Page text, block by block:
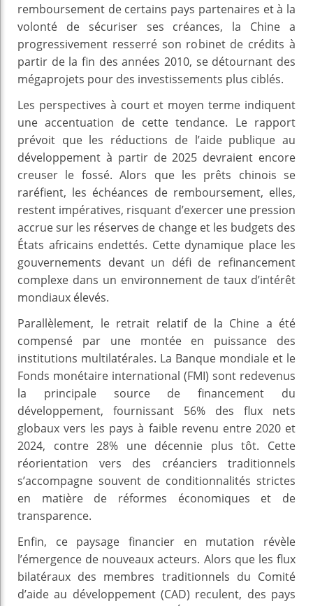
remboursement de certains pays partenaires et à la
volonté de sécuriser ses créances, la Chine a
progressivement resserré son robinet de crédits à
partir de la fin des années 2010, se détournant des
mégaprojets pour des investissements plus ciblés.
Les perspectives à court et moyen terme indiquent
une accentuation de cette tendance. Le rapport
prévoit que les réductions de l’aide publique au
développement à partir de 2025 devraient encore
creuser le fossé. Alors que les prêts chinois se
raréfient, les échéances de remboursement, elles,
restent impératives, risquant d’exercer une pression
accrue sur les réserves de change et les budgets des
États africains endettés. Cette dynamique place les
gouvernements devant un défi de refinancement
complexe dans un environnement de taux d’intérêt
mondiaux élevés.
Parallèlement, le retrait relatif de la Chine a été
compensé par une montée en puissance des
institutions multilatérales. La Banque mondiale et le
Fonds monétaire international (FMI) sont redevenus
la principale source de financement du
développement, fournissant 56% des flux nets
globaux vers les pays à faible revenu entre 2020 et
2024, contre 28% une décennie plus tôt. Cette
réorientation vers des créanciers traditionnels
s’accompagne souvent de conditionnalités strictes
en matière de réformes économiques et de
transparence.
Enfin, ce paysage financier en mutation révèle
l’émergence de nouveaux acteurs. Alors que les flux
bilatéraux des membres traditionnels du Comité
d’aide au développement (CAD) reculent, des pays